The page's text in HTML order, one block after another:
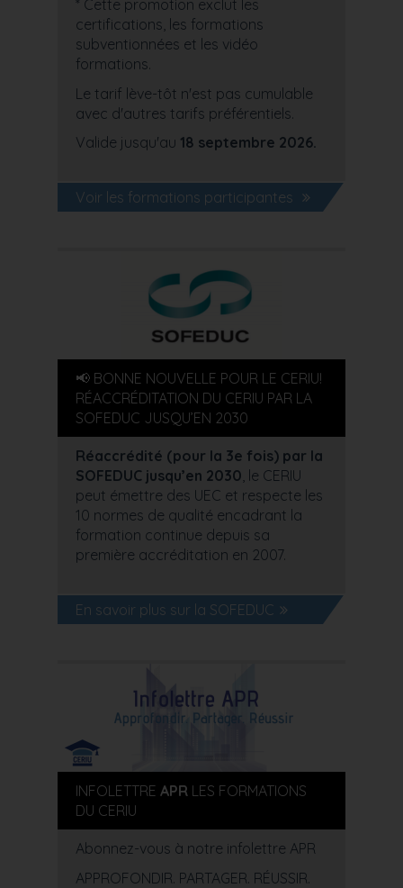
* Cette promotion exclut les
certifications, les formations
subventionnées et les vidéo
formations.
Le tarif lève-tôt n'est pas cumulable
avec d'autres tarifs préférentiels.
Valide jusqu'au 18 septembre 2026.
Voir les formations participantes
📢 BONNE NOUVELLE POUR LE CERIU!
RÉACCRÉDITATION DU CERIU PAR LA
SOFEDUC JUSQU’EN 2030
Réaccrédité (pour la 3e fois) par la
SOFEDUC jusqu’en 2030, le CERIU
peut émettre des UEC et respecte les
10 normes de qualité encadrant la
formation continue depuis sa
première accréditation en 2007.
En savoir plus sur la SOFEDUC
INFOLETTRE APR LES FORMATIONS
DU CERIU
Abonnez-vous à notre infolettre APR
APPROFONDIR. PARTAGER. RÉUSSIR.